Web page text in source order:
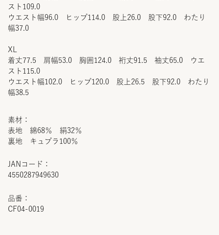
JANコード：
4550287949630
品番：
CF04-0019
スト109.0
ウエスト幅96.0 ヒップ114.0 股上26.0 股下92.0 わたり
幅37.0
XL
着丈77.5 肩幅53.0 胸囲124.0 裄丈91.5 袖丈65.0 ウエ
スト115.0
ウエスト幅102.0 ヒップ120.0 股上26.5 股下92.0 わたり
幅38.5
素材：
表地 綿68％ 絹32％
裏地 キュプラ100％